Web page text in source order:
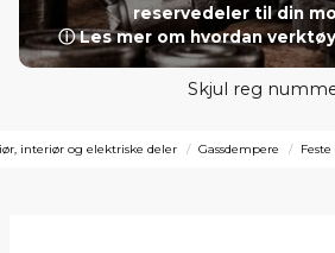
reservedeler til din
ⓘ Les mer om hvordan
Skjul reg
interiør og elektriske deler Gassdempere